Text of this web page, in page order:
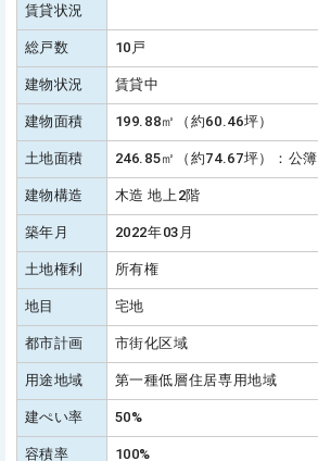
賃貸状況
総戸数 10戸
建物状況 賃貸中
建物面積 199.88㎡（約60.46坪）
土地面積 246.85㎡（約74.67坪）：公簿
建物構造 木造 地上2階
築年月 2022年03月
土地権利 所有権
地目 宅地
都市計画 市街化区域
用途地域 第一種低層住居専用地域
建ぺい率 50%
容積率 100%